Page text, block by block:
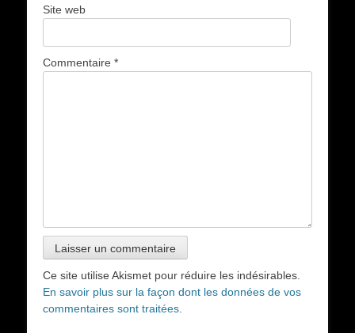
Site web
Commentaire *
Ce site utilise Akismet pour réduire les indésirables.
En savoir plus sur la façon dont les données de vos
commentaires sont traitées